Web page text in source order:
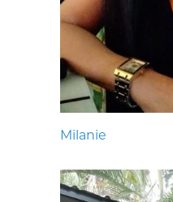
Milanie